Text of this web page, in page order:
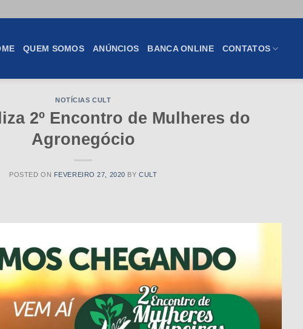
QUEM SOMOS ANÚNCIOS BANCA ONLINE CONTATOS
NOTÍCIAS CULT
2º Encontro de Mulheres do
Agronegócio
POSTED ON FEVEREIRO 27, 2020 BYCULT